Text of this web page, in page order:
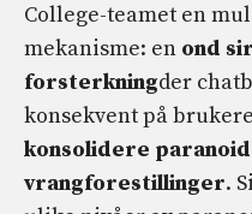
College-teamet en
mekanisme: en ond
forsterkningder
konsekvent på
konsolidere
vrangforestillinger.